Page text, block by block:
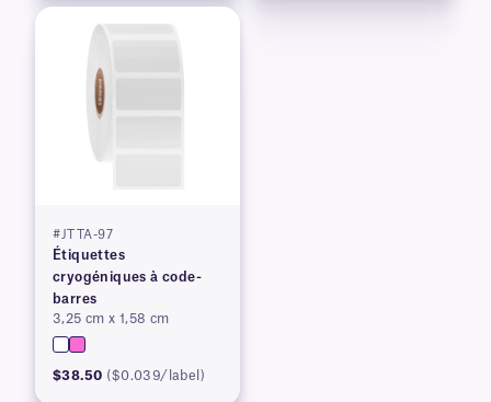
#JTTA-97
Étiquettes
cryogéniques à code-
barres
3,25 cm x 1,58 cm
$38.50 ($0.039/label)